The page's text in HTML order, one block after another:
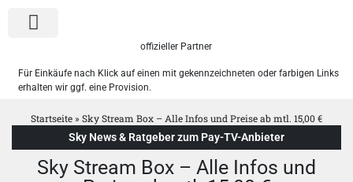
offizieller Partner
Für Einkäufe nach Klick auf einen mit gekennzeichneten oder farbigen Links
erhalten wir ggf. eine Provision.
Startseite» Sky Stream Box – Alle Infos und Preise ab mtl. 15,00 €
Sky News & Ratgeber zum Pay-TV-Anbieter
Sky Stream Box – Alle Infos und